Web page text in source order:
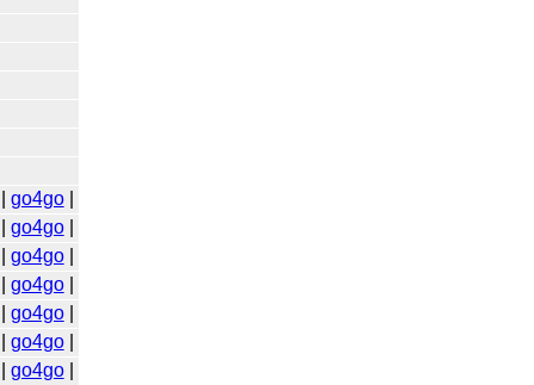
go4go|
go4go|
go4go|
go4go|
go4go|
go4go|
go4go|